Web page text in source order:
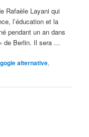
Rafaèle Layani qui
l’éducation et la
pendant un an dans
de Berlin. Il sera …
alternative,